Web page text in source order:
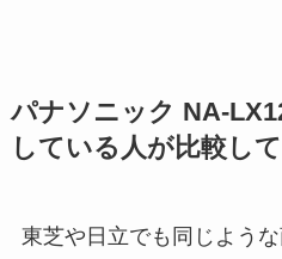
パナソニック NA-
している人が比較し
東芝や日立でも同じような